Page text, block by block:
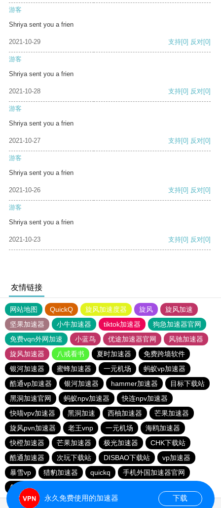
游客
Shriya sent you a frien
2021-10-29 支持[0] 反对[0]
游客
Shriya sent you a frien
2021-10-28 支持[0] 反对[0]
游客
Shriya sent you a frien
2021-10-27 支持[0] 反对[0]
游客
Shriya sent you a frien
2021-10-26 支持[0] 反对[0]
游客
Shriya sent you a frien
2021-10-23 支持[0] 反对[0]
友情链接
网站地图 QuickQ 旋风加速度器 旋风
旋风加速
坚果加速器
小牛加速器 tiktok加速器
狗急加速器官网
免费vqn外网加速
小蓝鸟 优途加速器官网
风驰加速器
旋风加速器
八戒看书 夏时加速器
免费跨墙软件
银河加速器
蜜蜂加速器 一元机场
蚂蚁vp加速器
酷通vp加速器
银河加速器 hammer加速器
目标下载站
黑洞加速官网
蚂蚁npv加速器
快连npv加速器
快喵vpv加速器
黑洞加速 西柚加速器
芒果加速器
旋风pvn加速器
老王vnp 一元机场
海鸥加速器
快橙加速器
芒果加速器 极光加速器
CHK下载站
酷通加速器
次玩下载站 DISBAO下载站
vp加速器
暴雪vp
猎豹加速器 quickq
手机外国加速器官网
每天免费2小时加速器
永久免费使用的加速器 下载